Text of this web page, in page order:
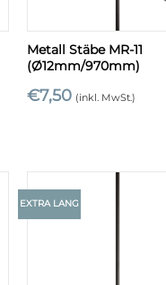
Metall Stäbe MR-11
(Ø12mm/970mm)
€7,50 (inkl. MwSt.)
EXTRA LANG